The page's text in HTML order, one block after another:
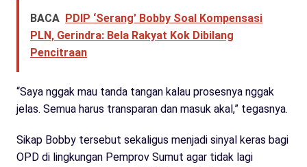
BACA PDIP ‘Serang’ Bobby Soal Kompensasi
PLN, Gerindra: Bela Rakyat Kok Dibilang
Pencitraan
“Saya nggak mau tanda tangan kalau prosesnya nggak
jelas. Semua harus transparan dan masuk akal,” tegasnya.
Sikap Bobby tersebut sekaligus menjadi sinyal keras bagi
OPD di lingkungan Pemprov Sumut agar tidak lagi